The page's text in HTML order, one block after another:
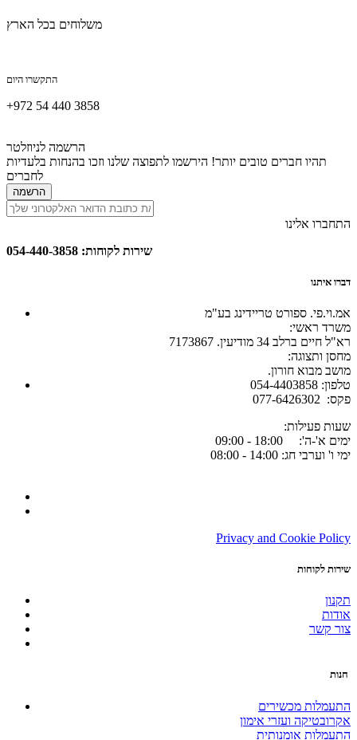
משלוחים בכל הארץ
התקשרו היום
+972 54 440 3858
הרשמה לניוזלטר
תהיו חברים טובים יותר! הירשמו לתפוצה שלנו וזכו בהנחות בלעדיות
לחברים
הרשמה
התחברו אלינו
שירות לקוחות: 054-440-3858
דברו איתנו
אמ.וי.פי. ספורט טריידינג בע"מ
:משרד ראשי
רא"ל חיים ברלב 34 מודיעין. 7173867
:מחסן ותצוגה
.מושב מבוא חורון
054-4403858 :טלפון
077-6426302 :פקס
:שעות פעילות
ימים א'-ה': 18:00 - 09:00
ימי ו' וערבי חג: 14:00 - 08:00
Privacy and Cookie Policy
שירות לקוחות
תקנון
אודות
צור קשר
התעמלות מכשירים
אקרובטיקה ועזרי אימון
התעמלות אומנותית